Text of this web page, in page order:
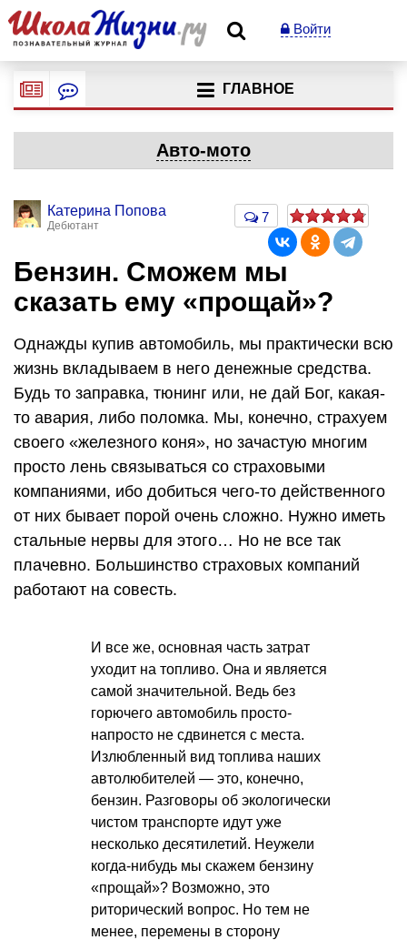
Войти
ГЛАВНОЕ
Авто-мото
Катерина Попова
Дебютант
7
Бензин. Сможем мы
сказать ему «прощай»?
Однажды купив автомобиль, мы практически всю
жизнь вкладываем в него денежные средства.
Будь то заправка, тюнинг или, не дай Бог, какая-
то авария, либо поломка. Мы, конечно, страхуем
своего «железного коня», но зачастую многим
просто лень связываться со страховыми
компаниями, ибо добиться чего-то действенного
от них бывает порой очень сложно. Нужно иметь
стальные нервы для этого… Но не все так
плачевно. Большинство страховых компаний
работают на совесть.
И все же, основная часть затрат
уходит на топливо. Она и является
самой значительной. Ведь без
горючего автомобиль просто-
напросто не сдвинется с места.
Излюбленный вид топлива наших
автолюбителей — это, конечно,
бензин. Разговоры об экологически
чистом транспорте идут уже
несколько десятилетий. Неужели
когда-нибудь мы скажем бензину
«прощай»? Возможно, это
риторический вопрос. Но тем не
менее, перемены в сторону